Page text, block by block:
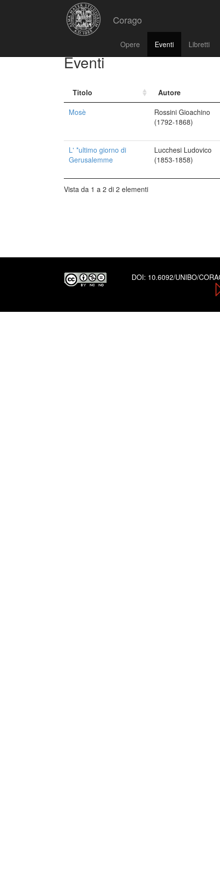
Corago
Opere Eventi Libretti
Eventi
Titolo
Autore
Mosè
Rossini Gioachino
(1792-1868)
L' *ultimo giorno di
Gerusalemme
Lucchesi Ludovico
(1853-1858)
Vista da 1 a 2 di 2 elementi
DOI: 10.6092/UNIBO/